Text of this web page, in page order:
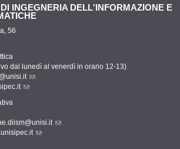
INGEGNERIA DELL'INFORMAZIONE E
56
dal lunedì al venerdì in orario 12-13)